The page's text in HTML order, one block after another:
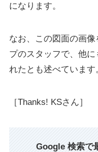
になります。
なお、この図面の画像
プのスタッフで、他
れたとも述べています
［Thanks! KSさん］
Google 検索で